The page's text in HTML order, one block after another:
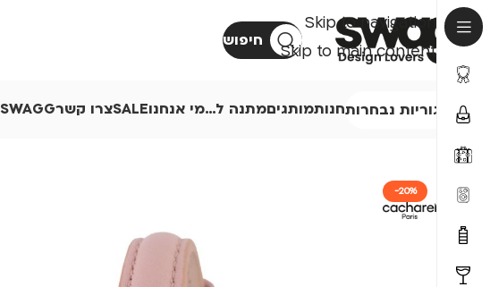
Skip to navigation
Skip to main content
חיפוש
קטגוריות נבחרותחנותמותגיםמתנה ל…מי אנחנוSALEצרו קשרSWAGG לעסקים
-20%